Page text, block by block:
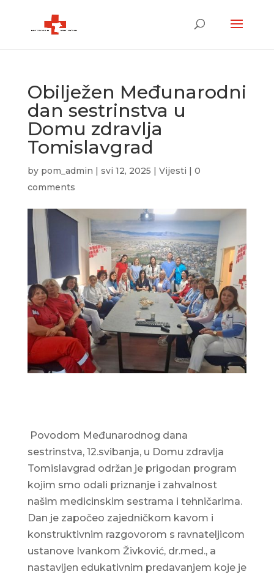
Obilježen Međunarodni
dan sestrinstva u
Domu zdravlja
Tomislavgrad
by pom_admin | svi 12, 2025 | Vijesti | 0
comments
Povodom Međunarodnog dana
sestrinstva, 12.svibanja, u Domu zdravlja
Tomislavgrad održan je prigodan program
kojim smo odali priznanje i zahvalnost
našim medicinskim sestrama i tehničarima.
Dan je započeo zajedničkom kavom i
konstruktivnim razgovorom s ravnateljicom
ustanove Ivankom Živković, dr.med., a
nastavljen edukativnim predavanjem koje je